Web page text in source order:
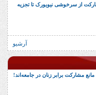
از سرخوشی نیویورک تا تجزیه
آرشیو
مشارکت برابر زنان در جامعه‌اند!